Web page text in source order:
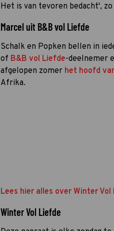
Het is van tevoren bedacht',
Marcel uit B&B vol Liefde
Schalk en Popken bellen in
of B&B vol Liefde-deelnemer
afgelopen zomer het hoofd
Afrika.
Lees hier alles over Winter Vol
Winter Vol Liefde